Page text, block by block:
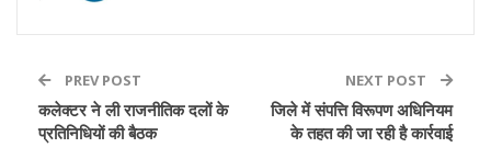
PREV POST
कलेक्टर ने ली राजनीतिक दलों के
प्रतिनिधियों की बैठक
NEXT POST
जिले में संपत्ति विरूपण अधिनियम
के तहत की जा रही है कार्रवाई